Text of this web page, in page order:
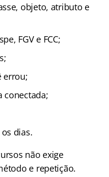
objeto, atributo e
FGV e FCC;
errou;
conectada;
dias.
não exige
e repetição.